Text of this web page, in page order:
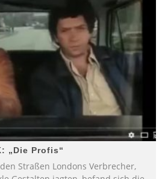
„Die Profis“
Straßen Londons Verbrecher,